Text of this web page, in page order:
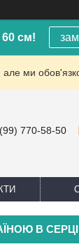
см!
ми
770-58-50
В СЕРЦІ